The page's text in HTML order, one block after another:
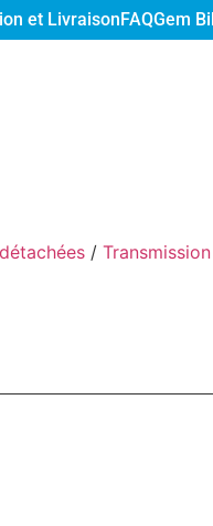
et LivraisonFAQGem
/ Transmission